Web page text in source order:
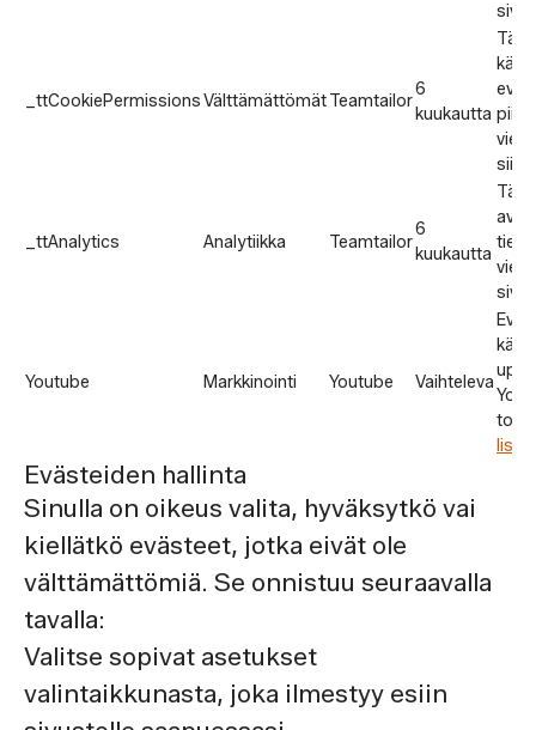
_ttCookiePermissionsVälttämättömätTeamtailor
6
kuukautta
siinä
_ttAnalytics Analytiikka Teamtailor
6
kuukautta
Youtube Markkinointi Youtube Vaihteleva
lisää
Evästeiden hallinta
Sinulla on oikeus valita, hyväksytkö vai
kiellätkö evästeet, jotka eivät ole
välttämättömiä. Se onnistuu seuraavalla
tavalla:
Valitse sopivat asetukset
valintaikkunasta, joka ilmestyy esiin